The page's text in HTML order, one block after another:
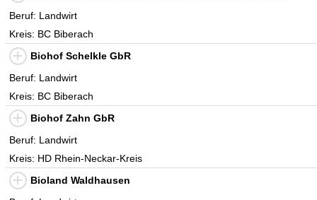
Beruf: Landwirt
Kreis: BC Biberach
Biohof Schelkle GbR
Beruf: Landwirt
Kreis: BC Biberach
Biohof Zahn GbR
Beruf: Landwirt
Kreis: HD Rhein-Neckar-Kreis
Bioland Waldhausen